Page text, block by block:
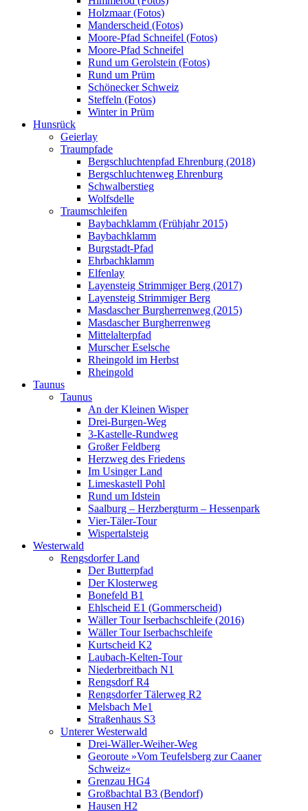
Holzmaar (Fotos)
Manderscheid (Fotos)
Moore-Pfad Schneifel (Fotos)
Moore-Pfad Schneifel
Rund um Gerolstein (Fotos)
Rund um Prüm
Schönecker Schweiz
Steffeln (Fotos)
Winter in Prüm
Hunsrück
Geierlay
Traumpfade
Bergschluchtenpfad Ehrenburg (2018)
Bergschluchtenweg Ehrenburg
Schwalberstieg
Wolfsdelle
Traumschleifen
Baybachklamm (Frühjahr 2015)
Baybachklamm
Burgstadt-Pfad
Ehrbachklamm
Elfenlay
Layensteig Strimmiger Berg (2017)
Layensteig Strimmiger Berg
Masdascher Burgherrenweg (2015)
Masdascher Burgherrenweg
Mittelalterpfad
Murscher Eselsche
Rheingold im Herbst
Rheingold
Taunus
Taunus
An der Kleinen Wisper
Drei-Burgen-Weg
3-Kastelle-Rundweg
Großer Feldberg
Herzweg des Friedens
Im Usinger Land
Limeskastell Pohl
Rund um Idstein
Saalburg – Herzbergturm – Hessenpark
Vier-Täler-Tour
Wispertalsteig
Westerwald
Rengsdorfer Land
Der Butterpfad
Der Klosterweg
Bonefeld B1
Ehlscheid E1 (Gommerscheid)
Wäller Tour Iserbachschleife (2016)
Wäller Tour Iserbachschleife
Kurtscheid K2
Laubach-Kelten-Tour
Niederbreitbach N1
Rengsdorf R4
Rengsdorfer Tälerweg R2
Melsbach Me1
Straßenhaus S3
Unterer Westerwald
Drei-Wäller-Weiher-Weg
Georoute »Vom Teufelsberg zur Caaner
Schweiz«
Grenzau HG4
Großbachtal B3 (Bendorf)
Hausen H2